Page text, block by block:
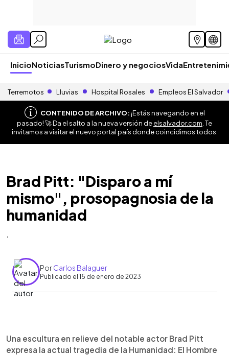
InicioNoticiasTurismoDinero y negociosVida
Terremotos Lluvias Hospital Rosales Empleos El Salvador
CONTENIDO DE ARCHIVO:¡Estás navegando en el
pasado! 🚀 Da el salto a la nueva versión deelsalvador.com . Te
invitamos a visitar el nuevo portal país donde coincidimos todos.
Brad Pitt: "Disparo a mí
mismo", prosopagnosia de la
humanidad
.
PorCarlos Balaguer
Publicado el 15 de enero de 2023
Escuchar artículo
Una escultura en relieve del notable actor Brad Pitt
expresa la actual tragedia de la Humanidad: El Hombre